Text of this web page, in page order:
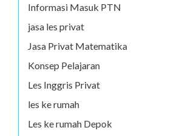
Informasi Masuk PTN
jasa les privat
Jasa Privat Matematika
Konsep Pelajaran
Les Inggris Privat
les ke rumah
Les ke rumah Depok